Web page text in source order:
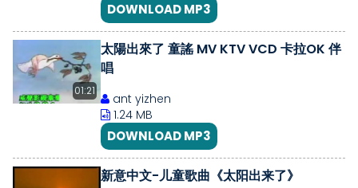
DOWNLOAD MP3
01:21
太陽出來了 童謠 MV KTV VCD 卡拉OK 伴
唱
ant yizhen
1.24 MB
DOWNLOAD MP3
新意中文-儿童歌曲《太阳出来了》